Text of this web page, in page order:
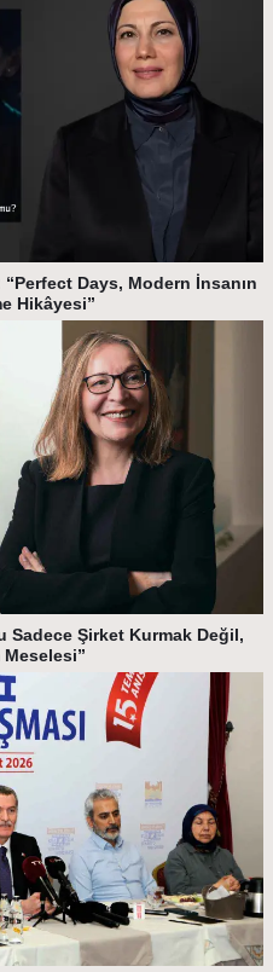
Days, Modern İnsanın
Hikâyesi”
Sadece Şirket Kurmak Değil,